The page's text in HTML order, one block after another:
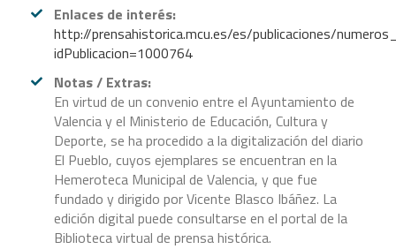
Enlaces de interés:
http://prensahistorica.mcu.es/es/publicaciones/
idPublicacion=1000764
Notas / Extras:
En virtud de un convenio entre el Ayuntamiento de
Valencia y el Ministerio de Educación, Cultura y
Deporte, se ha procedido a la digitalización del diario
El Pueblo, cuyos ejemplares se encuentran en la
Hemeroteca Municipal de Valencia, y que fue
fundado y dirigido por Vicente Blasco Ibáñez. La
edición digital puede consultarse en el portal de la
Biblioteca virtual de prensa histórica.